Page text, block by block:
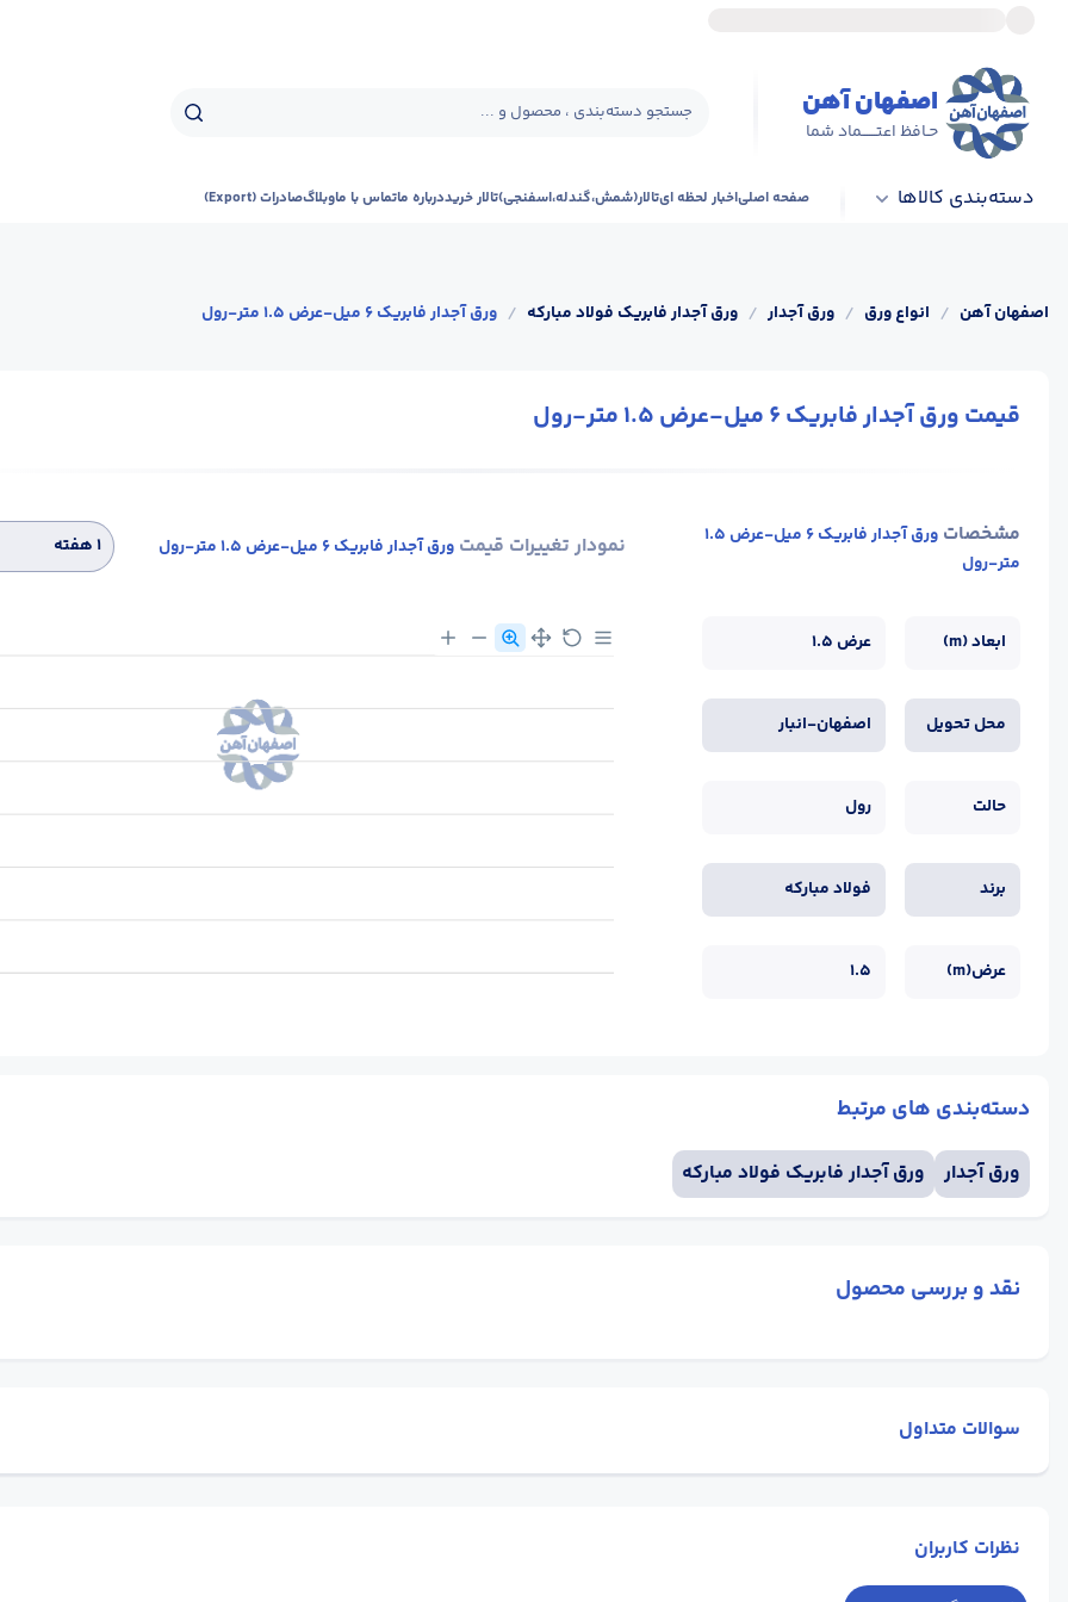
اصفهان آهن
حـافظ اعتــــــماد شما
جستجو دسته‌بندی ، محصول و ...
دسته‌بندی کالاها صفحه اصلیاخبار لحظه ایتالار(شمش،گندله،اسفنجی)تالار خریددرباره ماتماس با ماوبلاگصادرات (Export)
اصفهان آهن / انواع ورق / ورق آجدار / ورق آجدار فابریک فولاد مبارکه / ورق آجدار فابریک 6 میل-عرض 1.5 متر-رول
قیمت ورق آجدار فابریک 6 میل-عرض 1.5 متر-رول
مشخصات
ورق آجدار فابریک 6 میل-عرض 1.5
متر-رول
ابعاد (m) عرض 1.5
محل تحویل اصفهان-انبار
حالت رول
برند فولاد مبارکه
عرض(m) 1.5
نمودار تغییرات قیمت ورق آجدار فابریک 6 میل-عرض 1.5 متر-رول ۱ هفته
دسته‌بندی های مرتبط
ورق آجدار ورق آجدار فابریک فولاد مبارکه
نقد و بررسی محصول
سوالات متداول
نظرات کاربران